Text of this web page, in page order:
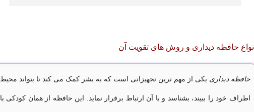
انواع حافظه دیداری و روش های تقویت آن
حافظه دیداری یکی از مهم ترین تجهیزاتی است که به بشر کمک می کند تا بتواند محیط
اطراف خود را ببیند، بشناسد و با آن ارتباط برقرار نماید. این حافظه از همان کودکی با